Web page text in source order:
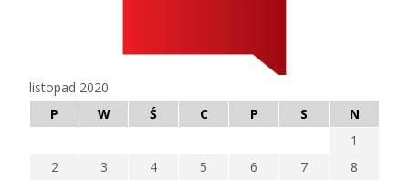
listopad 2020
P
W Ś C P S
N
1
2
3 4 5 6 7
8